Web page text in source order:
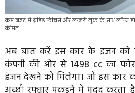
कम बजट में ब्रांडेड फीचर्स और लग्जरी लुक के साथ लॉन्च
कीमत
अब बात करें इस कार के इंजन
कंपनी की ओर से 1498 cc का फोर
इंजन देखने को मिलेगा। जो इस कार